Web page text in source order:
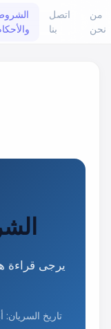
اتصل
بنا
من
نحن
يرجى قراءة
تاريخ السريان: أبريل 2026 | آخر